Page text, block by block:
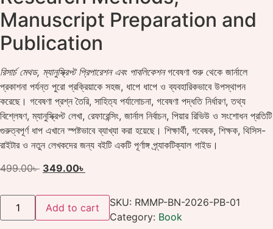
Manuscript Preparation and
Publication
রিসার্চ মেথড, ম্যানুস্ক্রিপ্ট প্রিপারেশন এবং পাবলিকেশনগবেষণা শুরু থেকে জার্নালে
প্রকাশনা পর্যন্ত পুরো প্রক্রিয়াকে সহজ, ধাপে ধাপে ও ব্যবহারিকভাবে উপস্থাপন
করেছে। গবেষণা প্রশ্ন তৈরি, সাহিত্য পর্যালোচনা, গবেষণা পদ্ধতি নির্ধারণ, তথ্য
বিশ্লেষণ, ম্যানুস্ক্রিপ্ট লেখা, রেফারেন্সিং, জার্নাল নির্বাচন, পিয়ার রিভিউ ও সংশোধন প্রতিটি
গুরুত্বপূর্ণ ধাপ এখানে স্পষ্টভাবে ব্যাখ্যা করা হয়েছে। শিক্ষার্থী, গবেষক, শিক্ষক, থিসিস-
রাইটার ও নতুন লেখকদের জন্য বইটি একটি পূর্ণাঙ্গ প্র্যাকটিক্যাল গাইড।
499.00৳ 349.00৳
Add to cart SKU: RMMP-BN-2026-PB-01
Category: Book